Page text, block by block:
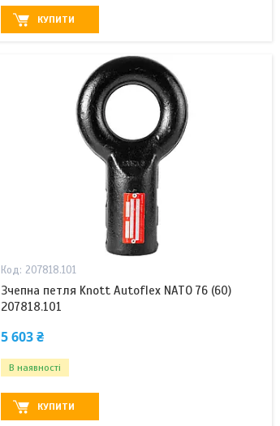
КУПИТИ
207818.101
Зчепна петля Knott Autoflex NATO 76 (60)
207818.101
5 603 ₴
В наявності
КУПИТИ